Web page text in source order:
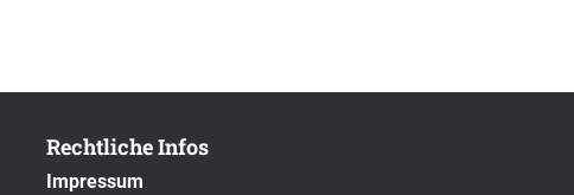
Rechtliche Infos
Impressum